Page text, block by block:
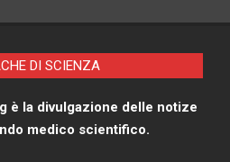
DI SCIENZA
è la divulgazione delle notize
medico scientifico.